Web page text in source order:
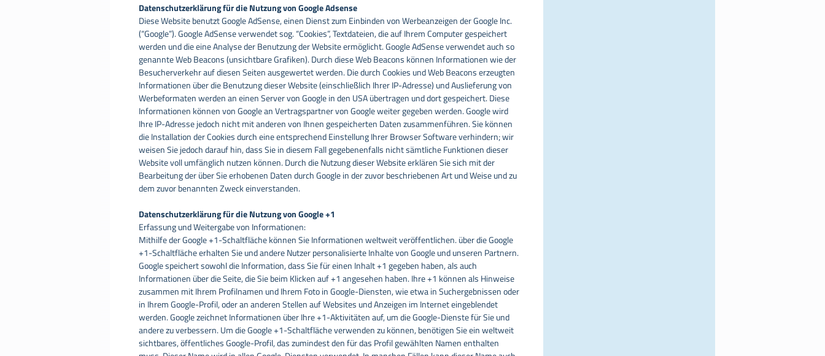
Datenschutzerklärung für die Nutzung von Google Adsense
Diese Website benutzt Google AdSense, einen Dienst zum Einbinden von Werbeanzeigen der Google Inc.
(“Google”). Google AdSense verwendet sog. “Cookies”, Textdateien, die auf Ihrem Computer gespeichert
werden und die eine Analyse der Benutzung der Website ermöglicht. Google AdSense verwendet auch so
genannte Web Beacons (unsichtbare Grafiken). Durch diese Web Beacons können Informationen wie der
Besucherverkehr auf diesen Seiten ausgewertet werden. Die durch Cookies und Web Beacons erzeugten
Informationen über die Benutzung dieser Website (einschließlich Ihrer IP-Adresse) und Auslieferung von
Werbeformaten werden an einen Server von Google in den USA übertragen und dort gespeichert. Diese
Informationen können von Google an Vertragspartner von Google weiter gegeben werden. Google wird
Ihre IP-Adresse jedoch nicht mit anderen von Ihnen gespeicherten Daten zusammenführen. Sie können
die Installation der Cookies durch eine entsprechend Einstellung Ihrer Browser Software verhindern; wir
weisen Sie jedoch darauf hin, dass Sie in diesem Fall gegebenenfalls nicht sämtliche Funktionen dieser
Website voll umfänglich nutzen können. Durch die Nutzung dieser Website erklären Sie sich mit der
Bearbeitung der über Sie erhobenen Daten durch Google in der zuvor beschriebenen Art und Weise und zu
dem zuvor benannten Zweck einverstanden.
Datenschutzerklärung für die Nutzung von Google +1
Erfassung und Weitergabe von Informationen:
Mithilfe der Google +1-Schaltfläche können Sie Informationen weltweit veröffentlichen. über die Google
+1-Schaltfläche erhalten Sie und andere Nutzer personalisierte Inhalte von Google und unseren Partnern.
Google speichert sowohl die Information, dass Sie für einen Inhalt +1 gegeben haben, als auch
Informationen über die Seite, die Sie beim Klicken auf +1 angesehen haben. Ihre +1 können als Hinweise
zusammen mit Ihrem Profilnamen und Ihrem Foto in Google-Diensten, wie etwa in Suchergebnissen oder
in Ihrem Google-Profil, oder an anderen Stellen auf Websites und Anzeigen im Internet eingeblendet
werden. Google zeichnet Informationen über Ihre +1-Aktivitäten auf, um die Google-Dienste für Sie und
andere zu verbessern. Um die Google +1-Schaltfläche verwenden zu können, benötigen Sie ein weltweit
sichtbares, öffentliches Google-Profil, das zumindest den für das Profil gewählten Namen enthalten